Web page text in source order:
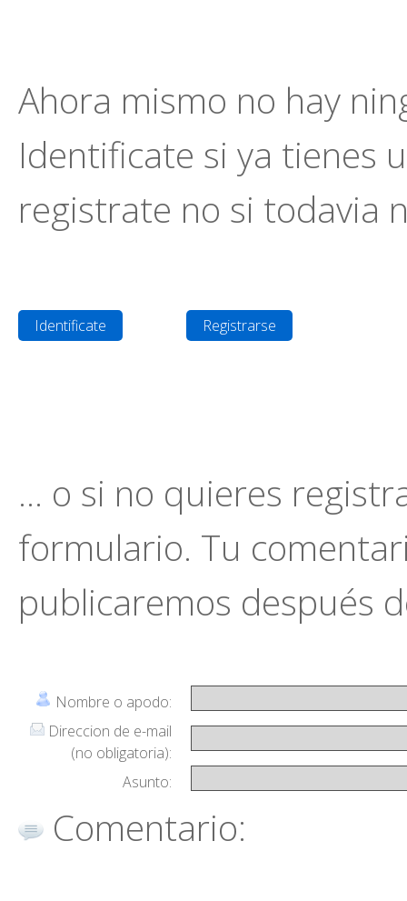
Ahora mismo no hay
Identificate si ya tienes
registrate no si todavia
Identificate Registrarse
... o si no quieres
formulario. Tu
publicaremos después
Nombre o apodo:
Direccion de e-mail
(no obligatoria):
Asunto:
Comentario: